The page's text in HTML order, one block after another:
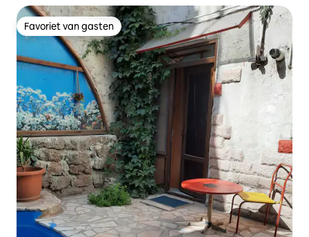
Favoriet van gasten
Favoriet van gasten